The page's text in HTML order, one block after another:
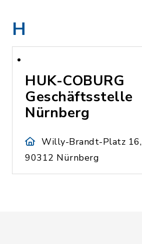
H
HUK-COBURG
Geschäftsstelle
Nürnberg
Willy-Brandt-Platz 16,
90312 Nürnberg